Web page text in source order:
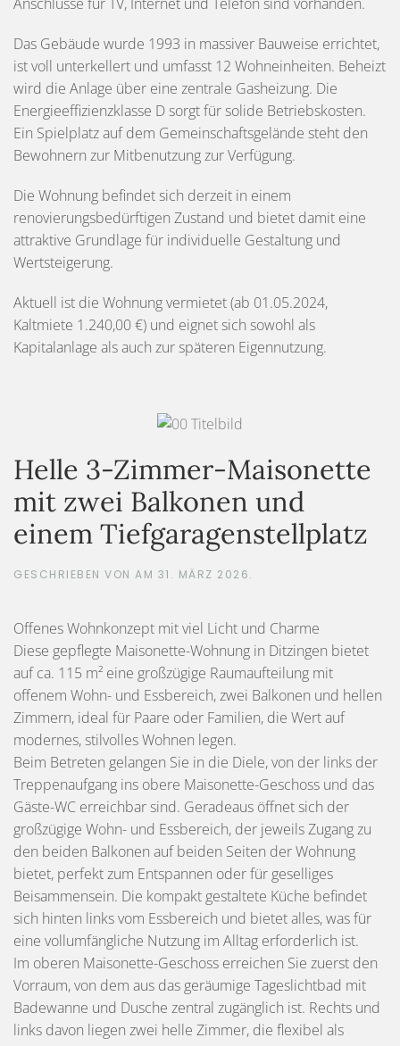
Das Gebäude wurde 1993 in massiver Bauweise errichtet,
ist voll unterkellert und umfasst 12 Wohneinheiten. Beheizt
wird die Anlage über eine zentrale Gasheizung. Die
Energieeffizienzklasse D sorgt für solide Betriebskosten.
Ein Spielplatz auf dem Gemeinschaftsgelände steht den
Bewohnern zur Mitbenutzung zur Verfügung.
Die Wohnung befindet sich derzeit in einem
renovierungsbedürftigen Zustand und bietet damit eine
attraktive Grundlage für individuelle Gestaltung und
Wertsteigerung.
Aktuell ist die Wohnung vermietet (ab 01.05.2024,
Kaltmiete 1.240,00 €) und eignet sich sowohl als
Kapitalanlage als auch zur späteren Eigennutzung.
Helle 3-Zimmer-Maisonette
mit zwei Balkonen und
einem Tiefgaragenstellplatz
GESCHRIEBEN VON AM 31. MÄRZ 2026.
Offenes Wohnkonzept mit viel Licht und Charme
Diese gepflegte Maisonette-Wohnung in Ditzingen bietet
auf ca. 115 m² eine großzügige Raumaufteilung mit
offenem Wohn- und Essbereich, zwei Balkonen und hellen
Zimmern, ideal für Paare oder Familien, die Wert auf
modernes, stilvolles Wohnen legen.
Beim Betreten gelangen Sie in die Diele, von der links der
Treppenaufgang ins obere Maisonette-Geschoss und das
Gäste-WC erreichbar sind. Geradeaus öffnet sich der
großzügige Wohn- und Essbereich, der jeweils Zugang zu
den beiden Balkonen auf beiden Seiten der Wohnung
bietet, perfekt zum Entspannen oder für geselliges
Beisammensein. Die kompakt gestaltete Küche befindet
sich hinten links vom Essbereich und bietet alles, was für
eine vollumfängliche Nutzung im Alltag erforderlich ist.
Im oberen Maisonette-Geschoss erreichen Sie zuerst den
Vorraum, von dem aus das geräumige Tageslichtbad mit
Badewanne und Dusche zentral zugänglich ist. Rechts und
links davon liegen zwei helle Zimmer, die flexibel als